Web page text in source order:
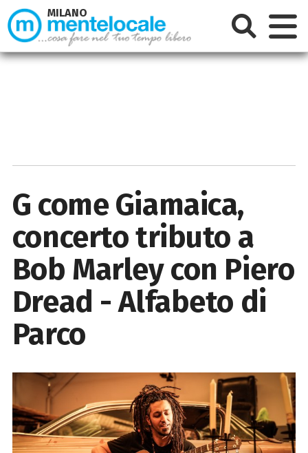
G come Giamaica,
concerto tributo a
Bob Marley con Piero
Dread - Alfabeto di
Parco
MILANO